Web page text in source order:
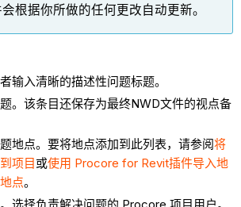
根据你所做的任何更改自动更新。
输入清晰的描述性问题标题。
。该条目还保存为最终NWD文件的视点备
地点。要将地点添加到此列表，请参阅将
项目 或使用 Procore for Revit插件导入地
点。